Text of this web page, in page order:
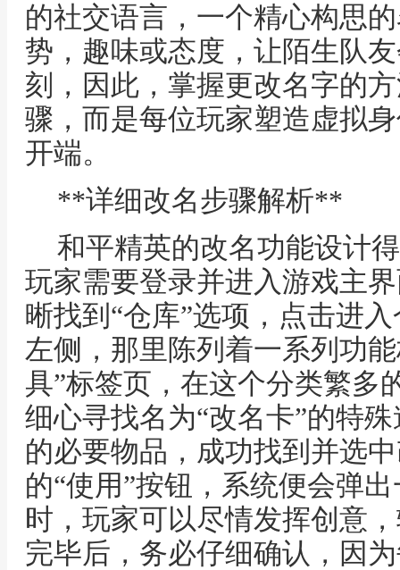
的社交语言，一个精心构思
势，趣味或态度，让陌生队
刻，因此，掌握更改名字的
骤，而是每位玩家塑造虚拟
开端。
**详细改名步骤解析**
和平精英的改名功能设计
玩家需要登录并进入游戏主
晰找到“仓库”选项，点击进
左侧，那里陈列着一系列功
具”标签页，在这个分类繁多
细心寻找名为“改名卡”的特
的必要物品，成功找到并选
的“使用”按钮，系统便会弹
时，玩家可以尽情发挥创意
完毕后，务必仔细确认，因